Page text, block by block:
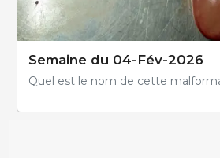
Semaine du 04-Fév-2026
Quel est le nom de cette